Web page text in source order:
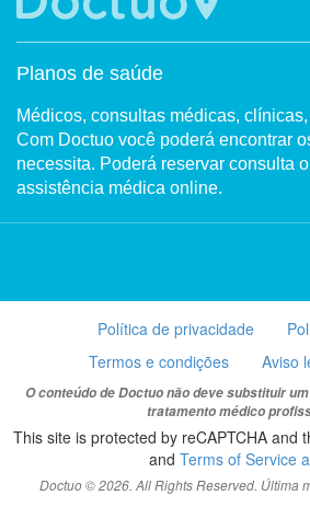
Planos de saúde
Médicos, consultas médicas,
Com Doctuo você poderá encontrar
necessita. Poderá reservar consulta
assistência médica online.
Política de privacidade
Termos e condições
Aviso
O conteúdo de Doctuo não deve substituir
tratamento médico
This site is protected by reCAPTCHA and
and Terms of Service
Doctuo © 2026. All Rights Reserved. Última